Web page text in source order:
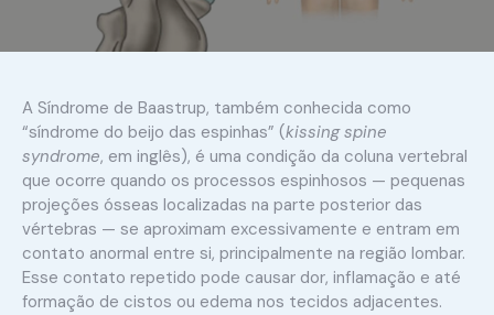
A Síndrome de Baastrup, também conhecida como
“síndrome do beijo das espinhas” (kissing spine
syndrome, em inglês), é uma condição da coluna vertebral
que ocorre quando os processos espinhosos — pequenas
projeções ósseas localizadas na parte posterior das
vértebras — se aproximam excessivamente e entram em
contato anormal entre si, principalmente na região lombar.
Esse contato repetido pode causar dor, inflamação e até
formação de cistos ou edema nos tecidos adjacentes.